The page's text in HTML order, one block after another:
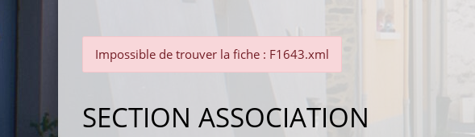
Impossible de trouver la fiche : F1643.xml
SECTION ASSOCIATION